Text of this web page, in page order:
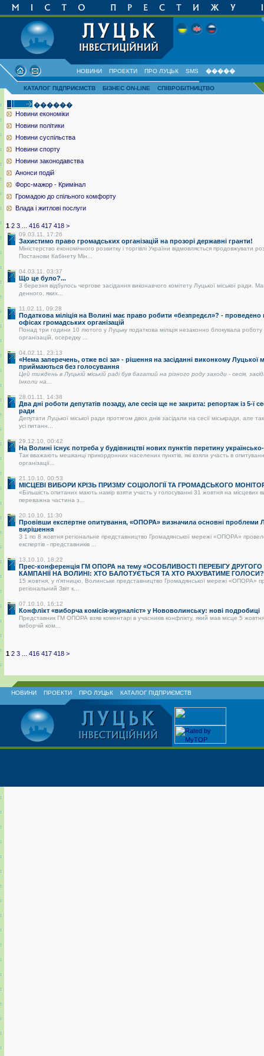
НОВИНИ ПРОЕКТИ ПРО ЛУЦЬК SMS �����
КАТАЛОГ ПІДПРИЄМСТВ БІЗНЕС ON-LINE СПІВРОБІТНИЦТВО
������
Новини економіки
Новини політики
Новини суспільства
Новини спорту
Новини законодавства
Анонси подій
Форс-мажор - Кримінал
Громадою до спільного комфорту
Влада і житлові послуги
1 2 3 416 417 418 >
09.03.11, 17:26
Захистимо право громадських організацій на прозорі державні гранти!
Міністерство економічного розвитку і торгівлі України відмовляється продовжувати
Постанови Кабінету Мін...
04.03.11, 03:37
Що це було?...
3 березня відбулось чергове засідання виконавчого комітету Луцької міської ради.
денного, яких...
11.02.11, 09:28
Податкова міліція на Волині має право робити «безпредєл»? -
офісах громадських організацій
Понад три години 10 лютого у Луцьку податкова міліція незаконно блокувала
організацій, осередку ...
04.02.11, 23:13
«Нема заперечень, отже всі за» - рішення на засіданні виконкому Луцької
приймаються без голосування
Цей тиждень в Луцькій міській раді був багатий на різного роду заходи - сесія,
Інколи на...
28.01.11, 14:38
Два дні роботи депутатів позаду, але сесія ще не закрита: репортаж із 5-ї
ради
Депутати Луцької міської ради протягом двох днів засідали на сесії міськради, але
усі питанн...
29.12.10, 00:42
На Волині існує потреба у будівництві нових пунктів перетину
Так вважають мешканці прикордонних населених пунктів, які взяли участь в
організації...
21.10.10, 00:53
МІСЦЕВІ ВИБОРИ КРІЗЬ ПРИЗМУ СОЦІОЛОГІЇ ТА ГРОМАДСЬКОГО
«Більшість опитаних мають намір взяти участь у голосуванні 31 жовтня на місцевих
переважна частина з...
20.10.10, 11:30
Провівши експертне опитування, «ОПОРА» визначила основні проблеми
вирішення
З 1 по 8 жовтня регіональне представництво Громадянської мережі «ОПОРА»
експертів - представників ...
13.10.10, 18:22
Прес-конференція ГМ ОПОРА на тему «ОСОБЛИВОСТІ ПЕРЕБІГУ
КАМПАНІЇ НА ВОЛИНІ: ХТО БАЛОТУЄТЬСЯ ТА ХТО РАХУВАТИМЕ
15 жовтня, у п’ятницю, Волинське представництво Громадянської мережі «ОПОРА»
регіональний Звіт к...
07.10.10, 16:12
Конфлікт «виборча комісія-журналіст» у Нововолинську: нові подробиці
Представник ГМ ОПОРА взяв коментарі в учасників конфлікту, який мав місце 5 жовтня
виборчій ком...
1 2 3 416 417 418 >
НОВИНИ ПРОЕКТИ ПРО ЛУЦЬК КАТАЛОГ ПІДПРИЄМСТВ